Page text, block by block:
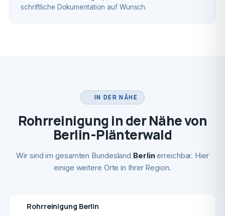
schriftliche Dokumentation auf Wunsch.
IN DER NÄHE
Rohrreinigung in der Nähe von
Berlin-Plänterwald
Wir sind im gesamten Bundesland Berlinerreichbar. Hier
einige weitere Orte in Ihrer Region.
Rohrreinigung Berlin